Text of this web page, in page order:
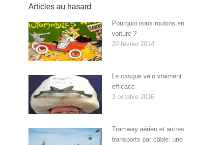
Articles au hasard
Pourquoi nous roulons en
voiture ?
20 février 2014
Le casque vélo vraiment
efficace
3 octobre 2016
Tramway aérien et autres
transports par câble: une